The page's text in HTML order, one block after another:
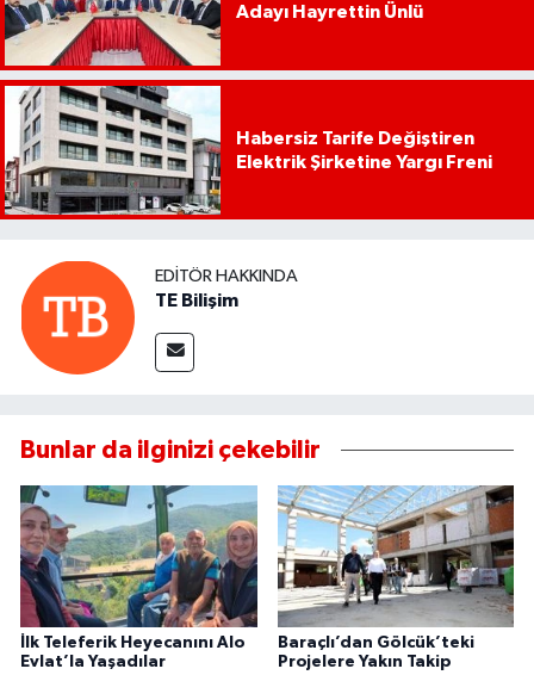
Adayı Hayrettin Ünlü
Habersiz Tarife Değiştiren
Elektrik Şirketine Yargı Freni
EDITÖR HAKKINDA
TE Bilişim
Bunlar da ilginizi çekebilir
İlk Teleferik Heyecanını Alo
Evlat’la Yaşadılar
Baraçlı’dan Gölcük’teki
Projelere Yakın Takip